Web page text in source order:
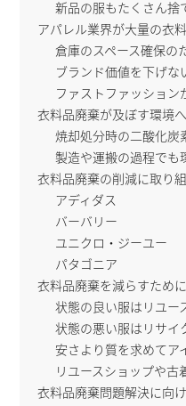
新品の服もたくさん捨
アパレル業界が大量の衣
倉庫のスペース確保の
ブランド価値を下げな
ファストファッション
衣料品廃棄が及ぼす環境
焼却処分時の二酸化炭
製造や運搬の過程でも
衣料品廃棄の削減に取り
アディダス
バーバリー
ユニクロ・ジーユー
パタゴニア
衣料品廃棄を減らすため
状態の良い服はリユー
状態の悪い服はリサイ
安さより質を求めてア
リユースショップや古
衣料品廃棄問題解決に向